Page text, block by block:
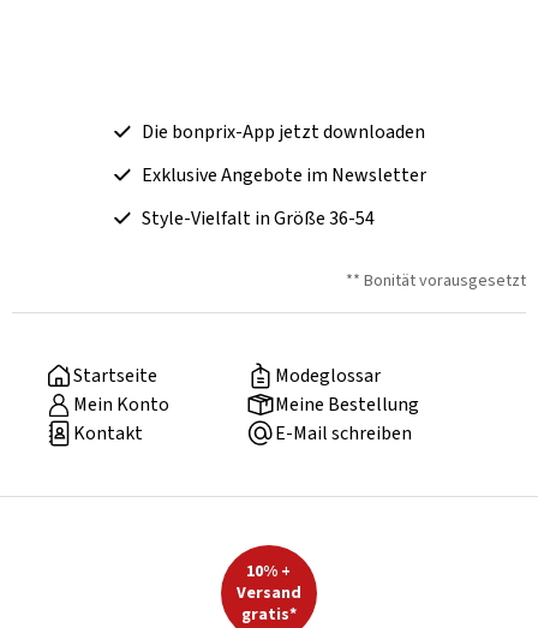
Die bonprix-App jetzt downloaden
Exklusive Angebote im Newsletter
Style-Vielfalt in Größe 36-54
** Bonität vorausgesetzt
Startseite
Modeglossar
Mein Konto
Meine Bestellung
Kontakt
E-Mail schreiben
10% +
Versand
gratis*